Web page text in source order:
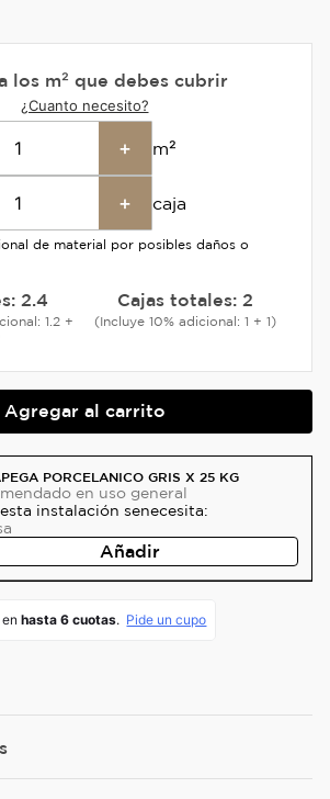
los m² que debes cubrir
¿Cuanto necesito?
+ m²
+ caja
de material por posibles daños o
2.4
1.2 +
Cajas totales: 2
(Incluye 10% adicional: 1 + 1)
Agregar al carrito
PORCELANICO GRIS X 25 KG
en uso general
instalación senecesita:
Añadir